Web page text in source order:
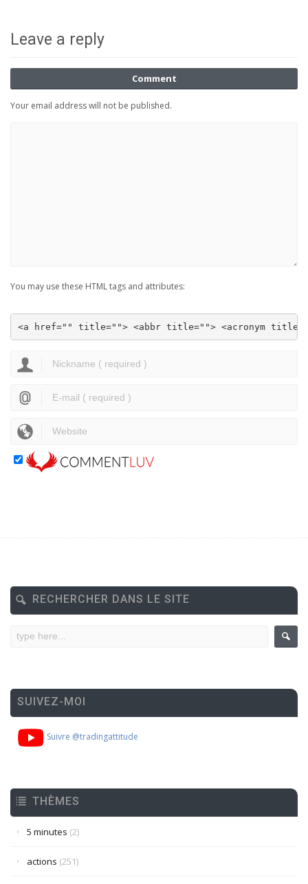
Leave a reply
Comment
Your email address will not be published.
You may use these HTML tags and attributes:
<a href="" title=""> <abbr title=""> <acronym
RECHERCHER DANS LE SITE
SUIVEZ-MOI
Suivre @tradingattitude
THÈMES
5 minutes (2)
actions (251)